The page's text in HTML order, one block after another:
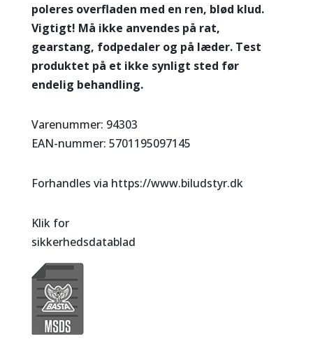
poleres overfladen med en ren, blød klud.
Vigtigt! Må ikke anvendes på rat,
gearstang, fodpedaler og på læder. Test
produktet på et ikke synligt sted før
endelig behandling.
Varenummer: 94303
EAN-nummer: 5701195097145
Forhandles via https://www.biludstyr.dk
Klik for
sikkerhedsdatablad